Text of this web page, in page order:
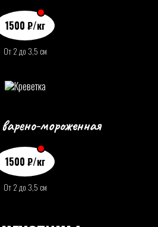
1500 ₽/кг
От 2 до 3,5 см
мороженная
1500 ₽/кг
От 2 до 3,5 см